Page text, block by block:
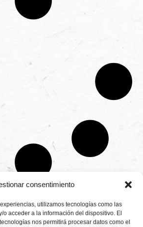
consentimiento
utilizamos tecnologías como las
o acceder a la información del dispositivo. El
nos permitirá procesar datos como el
CONTÁCTANOS
Camino de
Montemayor s/n
Aviso legal